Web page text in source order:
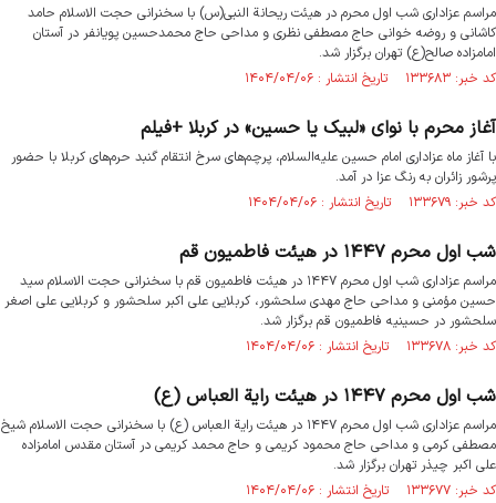
مراسم عزاداری شب اول محرم در هیئت ریحانة النبی(س) با سخنرانی حجت الاسلام حامد
کاشانی و روضه خوانی حاج‌ مصطفی‌ نظری و مداحی حاج محمدحسین پویانفر در آستان
امامزاده صالح(ع) تهران برگزار شد.
کد خبر: ۱۳۳۶۸۳ تاریخ انتشار : ۱۴۰۴/۰۴/۰۶
آغاز محرم با نوای «لبیک یا حسین» در کربلا +فیلم
با آغاز ماه عزاداری امام حسین علیه‌السلام، پرچم‌های سرخ انتقام گنبد حرم‌های کربلا با حضور
پرشور زائران به رنگ عزا در آمد.
کد خبر: ۱۳۳۶۷۹ تاریخ انتشار : ۱۴۰۴/۰۴/۰۶
شب اول محرم ۱۴۴۷ در هیئت فاطمیون قم
مراسم عزاداری شب اول محرم ۱۴۴۷ در هیئت فاطمیون قم با سخنرانی حجت الاسلام سید
حسین مؤمنی و مداحی حاج مهدی سلحشور، کربلایی علی اکبر سلحشور و کربلایی علی اصغر
سلحشور در حسینیه فاطمیون قم برگزار شد.
کد خبر: ۱۳۳۶۷۸ تاریخ انتشار : ۱۴۰۴/۰۴/۰۶
شب اول محرم ۱۴۴۷ در هیئت رایة العباس (ع)
مراسم عزاداری شب اول محرم ۱۴۴۷ در هیئت رایة العباس (ع) با سخنرانی حجت الاسلام شیخ
مصطفی کرمی و مداحی حاج محمود کریمی و حاج محمد کریمی در آستان مقدس امامزاده
علی اکبر چیذر تهران برگزار شد.
کد خبر: ۱۳۳۶۷۷ تاریخ انتشار : ۱۴۰۴/۰۴/۰۶